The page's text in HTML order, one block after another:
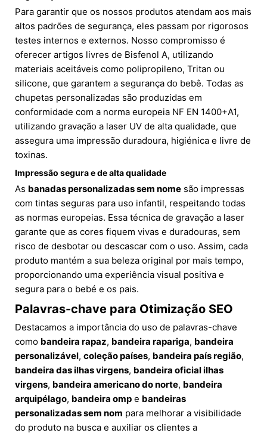
Para garantir que os nossos produtos atendam aos mais
altos padrões de segurança, eles passam por rigorosos
testes internos e externos. Nosso compromisso é
oferecer artigos livres de Bisfenol A, utilizando
materiais aceitáveis como polipropileno, Tritan ou
silicone, que garantem a segurança do bebê. Todas as
chupetas personalizadas são produzidas em
conformidade com a norma europeia NF EN 1400+A1,
utilizando gravação a laser UV de alta qualidade, que
assegura uma impressão duradoura, higiénica e livre de
toxinas.
Impressão segura e de alta qualidade
As banadas personalizadas sem nome são impressas
com tintas seguras para uso infantil, respeitando todas
as normas europeias. Essa técnica de gravação a laser
garante que as cores fiquem vivas e duradouras, sem
risco de desbotar ou descascar com o uso. Assim, cada
produto mantém a sua beleza original por mais tempo,
proporcionando uma experiência visual positiva e
segura para o bebé e os pais.
Palavras-chave para Otimização SEO
Destacamos a importância do uso de palavras-chave
como bandeira rapaz, bandeira rapariga, bandeira
personalizável, coleção países, bandeira país região,
bandeira das ilhas virgens, bandeira oficial ilhas
virgens, bandeira americano do norte, bandeira
arquipélago, bandeira omp e bandeiras
personalizadas sem nom para melhorar a visibilidade
do produto na busca e auxiliar os clientes a